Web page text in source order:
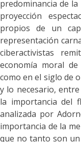
predominancia de
proyección
propios de un
representación
ciberactivistas
economía moral
como en el siglo de
y lo necesario,
la importancia del
analizada por
importancia de la
que no tanto son